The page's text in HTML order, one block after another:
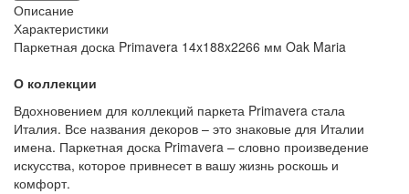
Описание
Характеристики
Паркетная доска Primavera 14x188x2266 мм Oak Maria
О коллекции
Вдохновением для коллекций паркета Primavera стала
Италия. Все названия декоров – это знаковые для Италии
имена. Паркетная доска Primavera – словно произведение
искусства, которое привнесет в вашу жизнь роскошь и
комфорт.